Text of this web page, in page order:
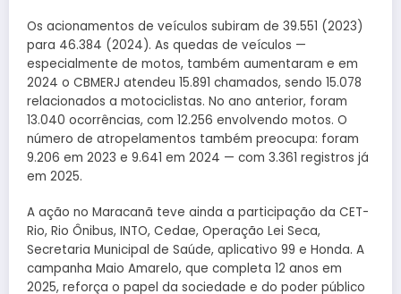
Os acionamentos de veículos subiram de 39.551 (2023)
para 46.384 (2024). As quedas de veículos —
especialmente de motos, também aumentaram e em
2024 o CBMERJ atendeu 15.891 chamados, sendo 15.078
relacionados a motociclistas. No ano anterior, foram
13.040 ocorrências, com 12.256 envolvendo motos. O
número de atropelamentos também preocupa: foram
9.206 em 2023 e 9.641 em 2024 — com 3.361 registros já
em 2025.
A ação no Maracanã teve ainda a participação da CET-
Rio, Rio Ônibus, INTO, Cedae, Operação Lei Seca,
Secretaria Municipal de Saúde, aplicativo 99 e Honda. A
campanha Maio Amarelo, que completa 12 anos em
2025, reforça o papel da sociedade e do poder público